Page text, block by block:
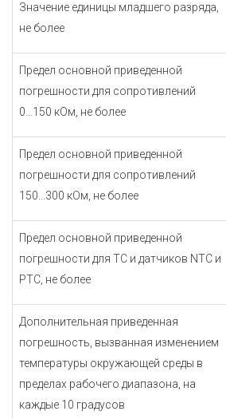
Значение единицы младшего разряда,
не более
Предел основной приведенной
погрешности для сопротивлений
0...150 кОм, не более
Предел основной приведенной
погрешности для сопротивлений
150...300 кОм, не более
Предел основной приведенной
погрешности для ТС и датчиков NTC и
PTC, не более
Дополнительная приведенная
погрешность, вызванная изменением
температуры окружающей среды в
пределах рабочего диапазона, на
каждые 10 градусов